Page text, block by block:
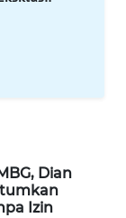
Dian
Izin